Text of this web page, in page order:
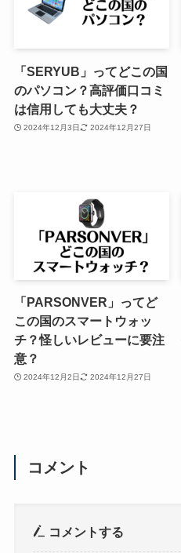
「SERYUB」ってどこの国
のパソコン？高評価口コミ
は信用しても大丈夫？
2024年12月3日 2024年12月27日
「PARSONVER」ってど
この国のスマートウォッ
チ？怪しいレビューに要注
意？
2024年12月2日 2024年12月27日
コメント
コメントする